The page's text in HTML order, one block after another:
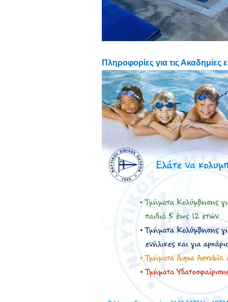
Πληροφορίες για τις